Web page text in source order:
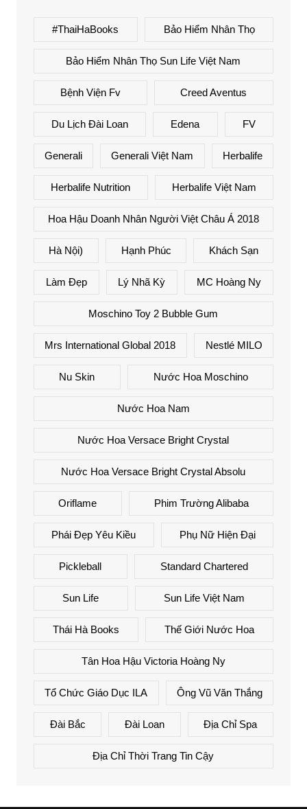
#ThaiHaBooks Bảo Hiểm Nhân Thọ
Bảo Hiểm Nhân Thọ Sun Life Việt Nam
Bệnh Viện Fv Creed Aventus
Du Lịch Đài Loan Edena FV
Generali Generali Việt Nam Herbalife
Herbalife Nutrition Herbalife Việt Nam
Hoa Hậu Doanh Nhân Người Việt Châu Á 2018
Hà Nội) Hạnh Phúc Khách Sạn
Làm Đẹp Lý Nhã Kỳ MC Hoàng Ny
Moschino Toy 2 Bubble Gum
Mrs International Global 2018 Nestlé MILO
Nu Skin Nước Hoa Moschino
Nước Hoa Nam
Nước Hoa Versace Bright Crystal
Nước Hoa Versace Bright Crystal Absolu
Oriflame Phim Trường Alibaba
Phái Đẹp Yêu Kiều Phụ Nữ Hiện Đại
Pickleball Standard Chartered
Sun Life Sun Life Việt Nam
Thái Hà Books Thế Giới Nước Hoa
Tân Hoa Hậu Victoria Hoàng Ny
Tổ Chức Giáo Dục ILA Ông Vũ Văn Thắng
Đài Bắc Đài Loan Địa Chỉ Spa
Địa Chỉ Thời Trang Tin Cậy